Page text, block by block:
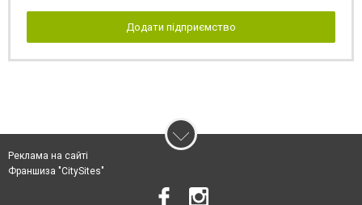
Додати підприємство
Реклама на сайті
Франшиза "CitySites"